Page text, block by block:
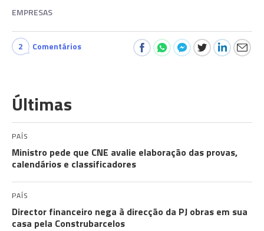
EMPRESAS
2 Comentários
Últimas
PAÍS
Ministro pede que CNE avalie elaboração das provas,
calendários e classificadores
PAÍS
Director financeiro nega à direcção da PJ obras em sua
casa pela Construbarcelos